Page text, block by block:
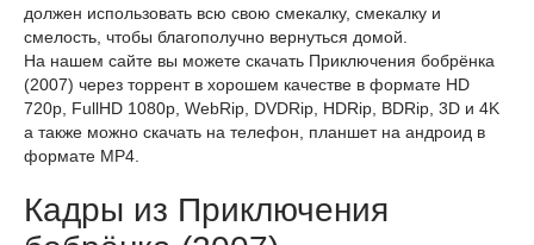
должен использовать всю свою смекалку, смекалку и
смелость, чтобы благополучно вернуться домой.
На нашем сайте вы можете скачать Приключения бобрёнка
(2007) через торрент в хорошем качестве в формате HD
720p, FullHD 1080p, WebRip, DVDRip, HDRip, BDRip, 3D и 4K
а также можно скачать на телефон, планшет на андроид в
формате MP4.
Кадры из Приключения